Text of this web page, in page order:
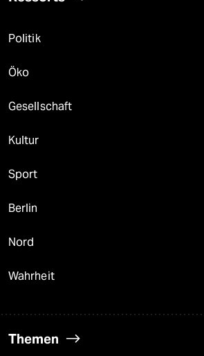
Politik
Öko
Gesellschaft
Kultur
Sport
Berlin
Nord
Wahrheit
Themen